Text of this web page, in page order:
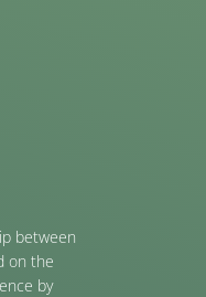
between
on the
by